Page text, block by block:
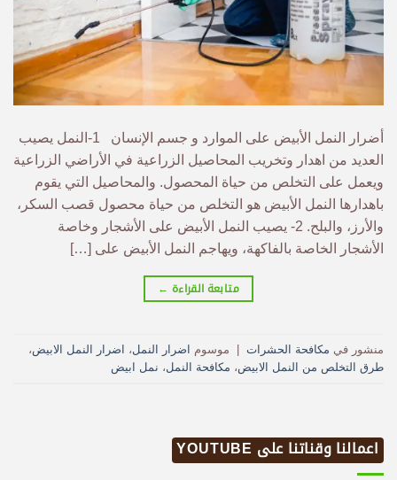
أضرار النمل الأبيض على الموارد و جسم الإنسان 1-النمل يصيب
العديد من اهدار وتخريب المحاصيل الزراعية في الأراضي الزراعية
ويعمل على التخلص من حياة المحصول. والمحاصيل التي يقوم
باهدارها النمل الأبيض هو التخلص من حياة محصول قصب السكر،
والأرز، والبلح. 2- يصيب النمل الأبيض على الأشجار وخاصة
الأشجار الخاصة بالفاكهة، ويهاجم النمل الأبيض على […]
متابعة القراءة ←
منشور في مكافحة الحشرات | موسوم اضرار النمل، اضرار النمل الابيض،
طرق التخلص من النمل الابيض، مكافحة النمل، نمل ابيض
اعمالنا وقناتنا على YOUTUBE